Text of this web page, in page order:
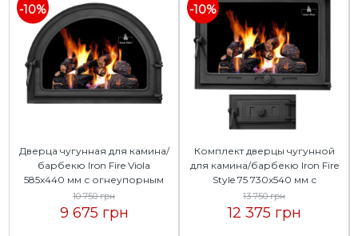
-10%
Дверца чугунная для камина/
барбекю Iron Fire Viola
585х440 мм с огнеупорным
стеклом Robax
10 750 грн
9 675 грн
-10%
Комплект дверцы чугунной
для камина/барбекю Iron Fire
Style 75 730х540 мм с
огнеупорным стеклом Robax
+ поддувальная Style 50 315х165
13 750 грн
12 375 грн